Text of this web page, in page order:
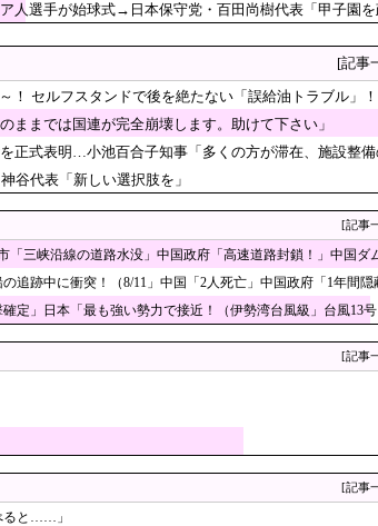
取りは確認できず」も、抑止や社内
オールスター状態」で埋め尽くされていると
から約1年を経て公表…南シナ海でフィリピン船
ラ映像、ノーカットver.が公開される
型ミサイル確認 迎撃火器回避を備え
と関係者が告白、特に役に立たない
審判員や監督官を性接待！！！！
突され…何が目的か本当に理解できない」東名高速で続い
リア人、一体何が…」→「ベトナムを見習え」
信じられない」「要求した審判もおかしい」［8/8］
ってくる「従業員の避難誘導の証言
サッカー協会の衝撃的な接待リスト
場所がこちら・・・」
家公務員月給3.51％増へ 地方公務員も追随する見通し
人選手が始球式→日本保守党・百田尚樹代表「甲子園を
[記事
！ セルフスタンドで後を絶たない「誤給油トラブル」！
ままでは国連が完全崩壊します。助けて下さい」
正式表明…小池百合子知事「多くの方が滞在、施設整備
谷代表「新しい選択肢を」
[記事
三峡沿線の道路水没」中国政府「高速道路封鎖！」中国
追跡中に衝突！（8/11」中国「2人死亡」中国政府「1年間
定」日本「最も強い勢力で接近！（伊勢湾台風級」台風13
[記事
[記事
ると……」